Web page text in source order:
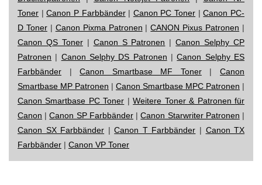
Toner |Canon P Farbbänder| Canon PC Toner |Canon PC-
D Toner| Canon Pixma Patronen |CANON Pixus Patronen |
Canon QS Toner| Canon S Patronen |Canon Selphy CP
Patronen | Canon Selphy DS Patronen |Canon Selphy ES
Farbbänder |Canon Smartbase MF Toner|Canon
Smartbase MP Patronen | Canon Smartbase MPC Patronen |
Canon Smartbase PC Toner |Weitere Toner & Patronen für
Canon |Canon SP Farbbänder|Canon Starwriter Patronen |
Canon SX Farbbänder |Canon T Farbbänder | Canon TX
Farbbänder | Canon VP Toner